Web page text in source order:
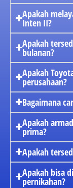
Apakah
Inten II?
Apakah
bulanan?
Apakah
perusahaan?
Bagaimana
Apakah
prima?
Apakah
Apakah bisa
pernikahan?